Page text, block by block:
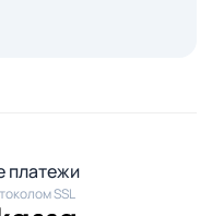
платежи
SSL